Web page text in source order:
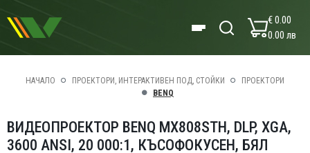
€ 0.00
0.00 лв
НАЧАЛО ПРОЕКТОРИ, ИНТЕРАКТИВЕН ПОД, СТОЙКИ
ПРОЕКТОРИ
BENQ
ВИДЕОПРОЕКТОР BENQ MX808STH, DLP, XGA,
3600 ANSI, 20 000:1, КЪСОФОКУСЕН, БЯЛ